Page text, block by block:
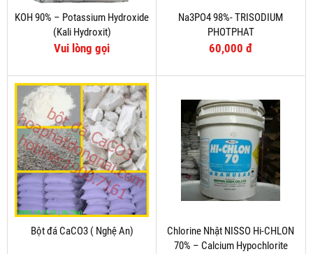
KOH 90% – Potassium Hydroxide
(Kali Hydroxit)
Vui lòng gọi
Na3PO4 98%- TRISODIUM
PHOTPHAT
60,000 đ
Bột đá CaCO3 ( Nghệ An)
Chlorine Nhật NISSO Hi-CHLON
70% – Calcium Hypochlorite